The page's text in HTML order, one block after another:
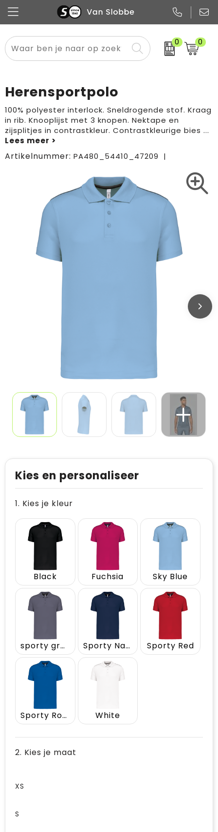
0 0
Alle categorieën
Promo
Pennen
Notitieboekjes
Papier
Flessen
Glazen en karaffen
Merken
Meest gekozen
Sportkleding
Overig textiel
Boodschappen- en draagtassen
Sport & vrije tijd
Rugzakken
Herensportpolo
100% polyester interlock. Sneldrogende stof. Kraag
in rib. Knooplijst met 3 knopen. Nektape en
zijsplitjes in contrastkleur. Contrastkleurige bies ...
Artikelnummer: PA480_54410_47209
Kies en personaliseer
1. Kies je kleur
Black Fuchsia Sky Blue
sporty grey Sporty Navy Sporty Red
Sporty Royal Blue White
2. Kies je maat
XS
S